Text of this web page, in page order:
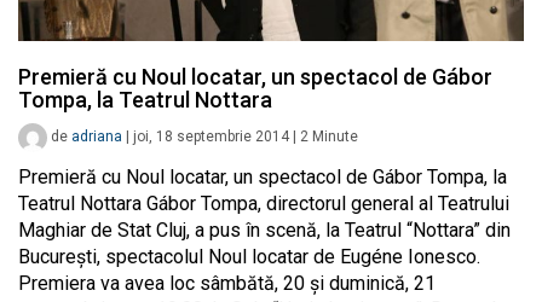
Premieră cu Noul locatar, un spectacol de Gábor
Tompa, la Teatrul Nottara
de adriana joi, 18 septembrie 2014 2 Minute
Premieră cu Noul locatar, un spectacol de Gábor Tompa, la
Teatrul Nottara Gábor Tompa, directorul general al Teatrului
Maghiar de Stat Cluj, a pus în scenă, la Teatrul “Nottara” din
București, spectacolul Noul locatar de Eugéne Ionesco.
Premiera va avea loc sâmbătă, 20 și duminică, 21